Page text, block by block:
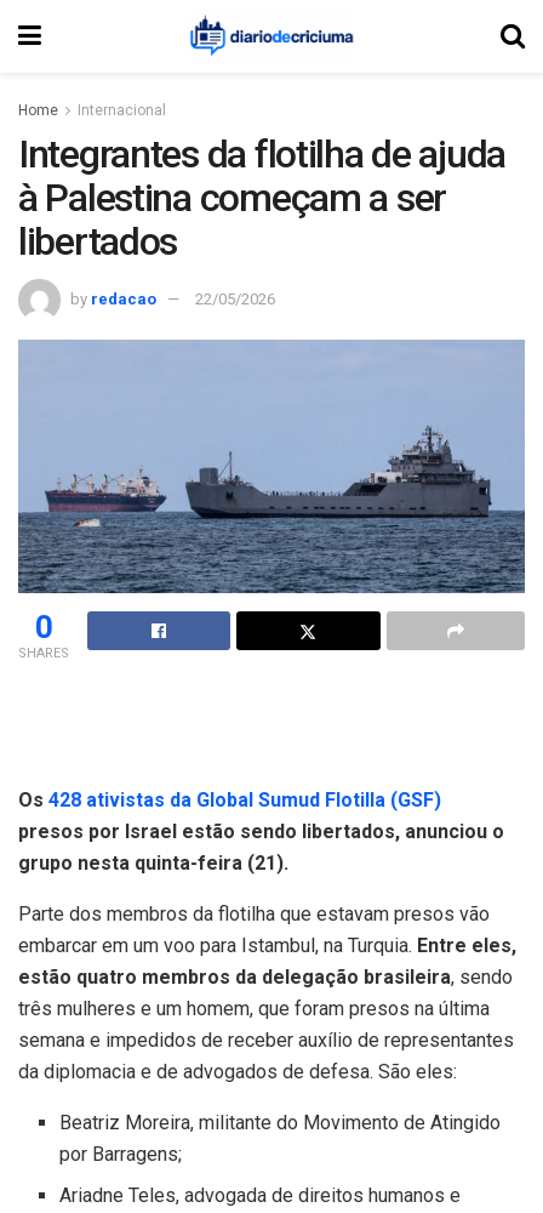
Home Internacional
Integrantes da flotilha de ajuda
à Palestina começam a ser
libertados
by redacao 22/05/2026
0
SHARES
Os 428 ativistas da Global Sumud Flotilla (GSF)
presos por Israel estão sendo libertados, anunciou o
grupo nesta quinta-feira (21).
Parte dos membros da flotilha que estavam presos vão
embarcar em um voo para Istambul, na Turquia. Entre eles,
estão quatro membros da delegação brasileira, sendo
três mulheres e um homem, que foram presos na última
semana e impedidos de receber auxílio de representantes
da diplomacia e de advogados de defesa. São eles:
Beatriz Moreira, militante do Movimento de Atingido
por Barragens;
Ariadne Teles, advogada de direitos humanos e